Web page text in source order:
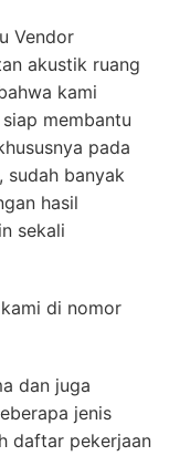
Vendor
akustik ruang
kami
membantu
pada
sudah banyak
hasil
sekali
di nomor
dan juga
jenis
daftar pekerjaan